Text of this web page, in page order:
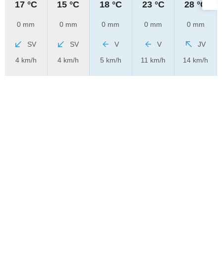
17 °C
0 mm
SV
4 km/h
15 °C
0 mm
SV
4 km/h
18 °C
0 mm
V
5 km/h
23 °C
0 mm
V
11 km/h
28 °C
0 mm
JV
14 km/h